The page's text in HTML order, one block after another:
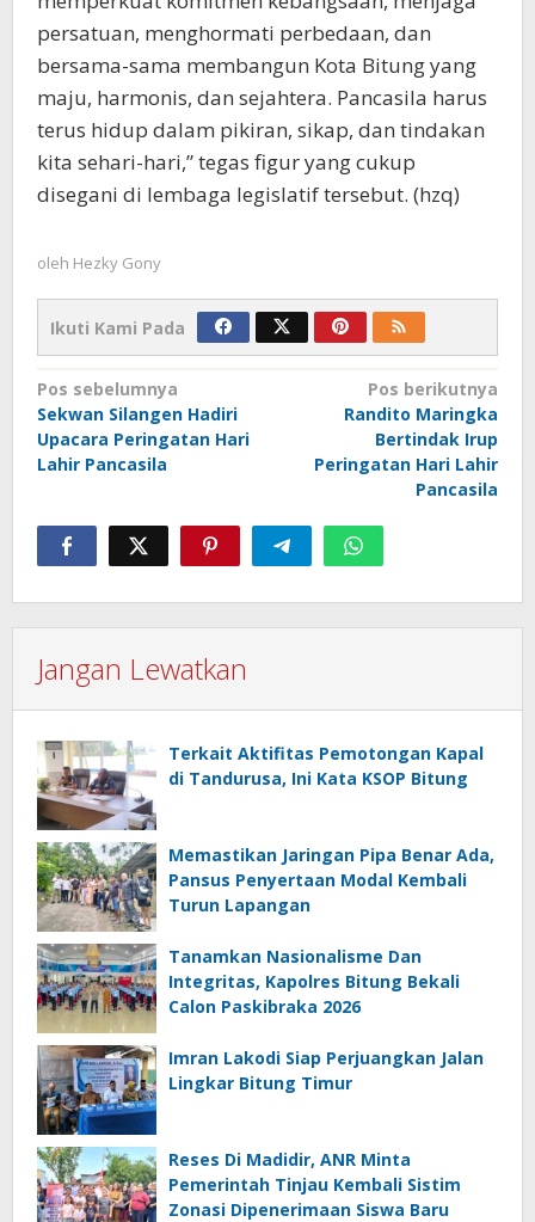
persatuan, menghormati perbedaan, dan
bersama-sama membangun Kota Bitung yang
maju, harmonis, dan sejahtera. Pancasila harus
terus hidup dalam pikiran, sikap, dan tindakan
kita sehari-hari,” tegas figur yang cukup
disegani di lembaga legislatif tersebut. (hzq)
oleh Hezky Gony
Ikuti Kami Pada
Navigasi
pos
Pos sebelumnya
Sekwan Silangen Hadiri
Upacara Peringatan Hari
Lahir Pancasila
Pos berikutnya
Randito Maringka
Bertindak Irup
Peringatan Hari Lahir
Pancasila
Jangan Lewatkan
Terkait Aktifitas Pemotongan Kapal
di Tandurusa, Ini Kata KSOP Bitung
Memastikan Jaringan Pipa Benar Ada,
Pansus Penyertaan Modal Kembali
Turun Lapangan
Tanamkan Nasionalisme Dan
Integritas, Kapolres Bitung Bekali
Calon Paskibraka 2026
Imran Lakodi Siap Perjuangkan Jalan
Lingkar Bitung Timur
Reses Di Madidir, ANR Minta
Pemerintah Tinjau Kembali Sistim
Zonasi Dipenerimaan Siswa Baru